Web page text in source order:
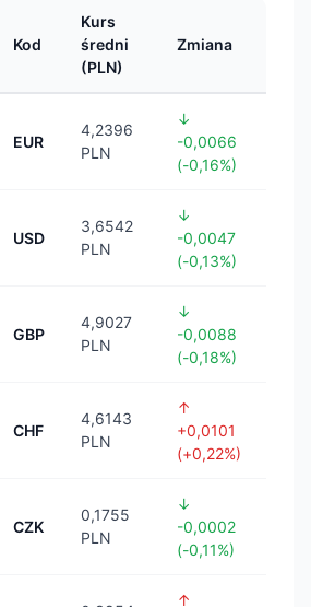
Kod
Kurs
średni
(PLN)
Zmiana
EUR
4,2396
PLN
↓
-0,0066
(-0,16%)
USD
3,6542
PLN
↓
-0,0047
(-0,13%)
GBP
4,9027
PLN
↓
-0,0088
(-0,18%)
CHF
4,6143
PLN
↑
+0,0101
(+0,22%)
CZK
0,1755
PLN
↓
-0,0002
(-0,11%)
↑